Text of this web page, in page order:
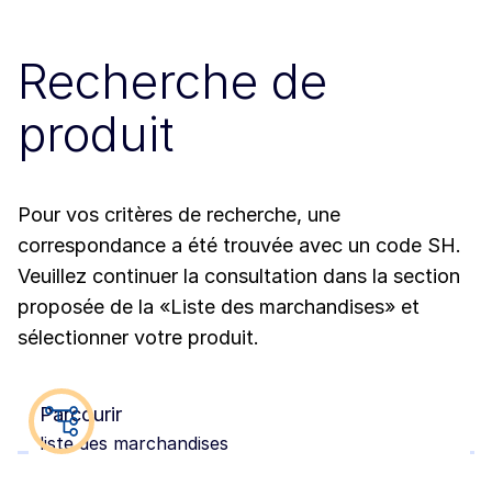
Recherche de
produit
Pour vos critères de recherche, une
correspondance a été trouvée avec un code SH.
Veuillez continuer la consultation dans la section
proposée de la «Liste des marchandises» et
sélectionner votre produit.
Parcourir
liste des marchandises